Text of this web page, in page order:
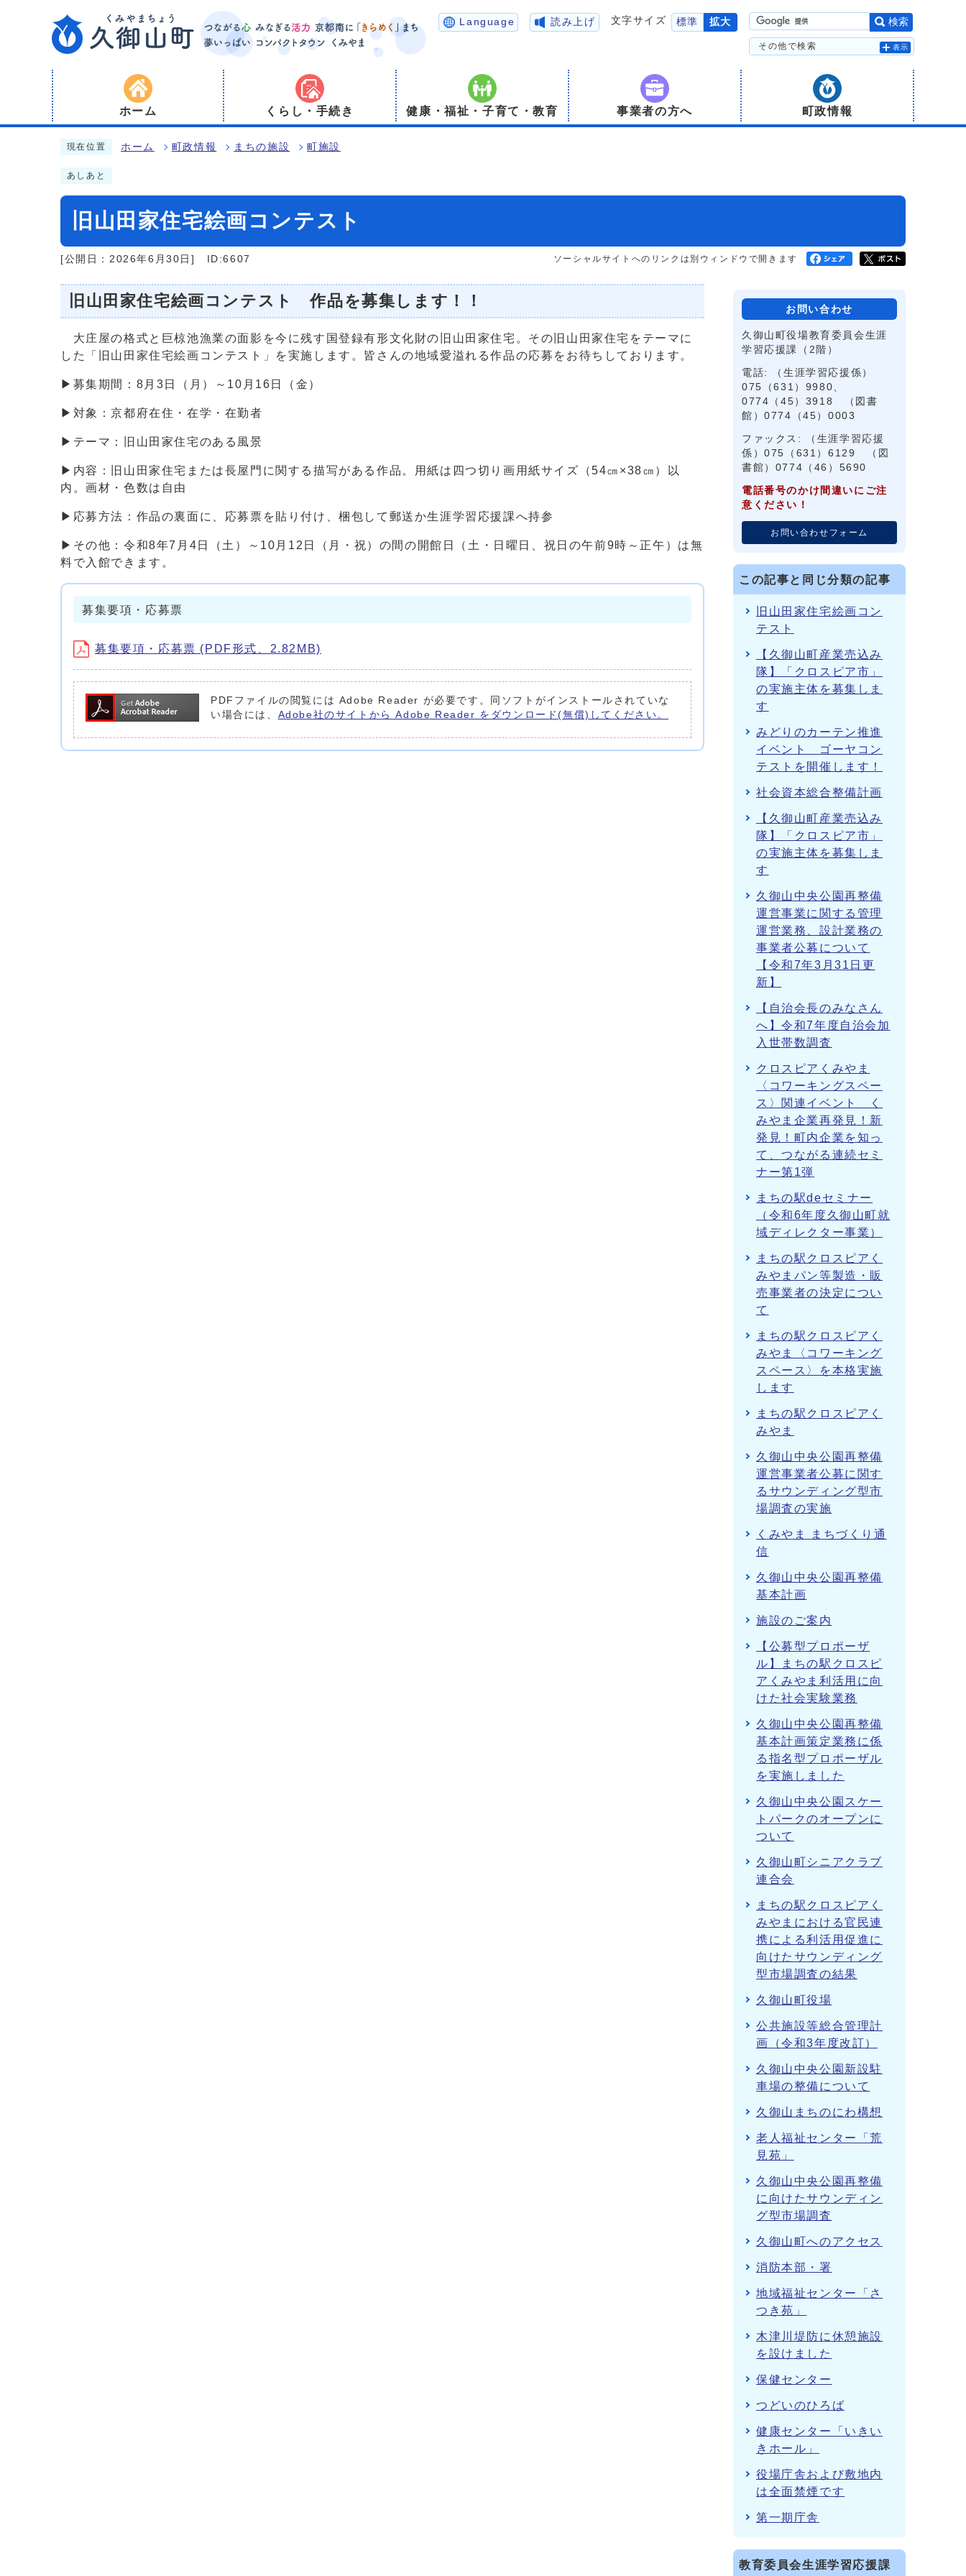
Language 読み上げ 文字サイズ 標準 拡大 検索
その他で検索 表示
ホーム くらし・手続き 健康・福祉・子育て・教育 事業者の方へ 町政情報
現在位置 ホーム 町政情報 まちの施設 町施設
あしあと
旧山田家住宅絵画コンテスト
[公開日：2026年6月30日] ID:6607 ソーシャルサイトへのリンクは別ウィンドウで開きます
旧山田家住宅絵画コンテスト 作品を募集します！！
大庄屋の格式と巨椋池漁業の面影を今に残す国登録有形文化財の旧山田家住宅。その旧山田家住宅をテーマに
した「旧山田家住宅絵画コンテスト」を実施します。皆さんの地域愛溢れる作品の応募をお待ちしております。
▶募集期間：8月3日（月）～10月16日（金）
▶対象：京都府在住・在学・在勤者
▶テーマ：旧山田家住宅のある風景
▶内容：旧山田家住宅または長屋門に関する描写がある作品。用紙は四つ切り画用紙サイズ（54㎝×38㎝）以
内。画材・色数は自由
▶応募方法：作品の裏面に、応募票を貼り付け、梱包して郵送か生涯学習応援課へ持参
▶その他：令和8年7月4日（土）～10月12日（月・祝）の間の開館日（土・日曜日、祝日の午前9時～正午）は無
料で入館できます。
募集要項・応募票
募集要項・応募票 (PDF形式、2.82MB)
PDFファイルの閲覧には Adobe Reader が必要です。同ソフトがインストールされていな
い場合には、 Adobe社のサイトから Adobe Reader をダウンロード(無償)してください。
お問い合わせ
久御山町役場教育委員会生涯
学習応援課（2階）
電話: （生涯学習応援係）
075（631）9980、
0774（45）3918 （図書
館）0774（45）0003
ファックス: （生涯学習応援
係）075（631）6129 （図
書館）0774（46）5690
電話番号のかけ間違いにご注
意ください！
お問い合わせフォーム
この記事と同じ分類の記事
旧山田家住宅絵画コン
テスト
【久御山町産業売込み
隊】「クロスピア市」
の実施主体を募集しま
す
みどりのカーテン推進
イベント ゴーヤコン
テストを開催します！
社会資本総合整備計画
【久御山町産業売込み
隊】「クロスピア市」
の実施主体を募集しま
す
久御山中央公園再整備
運営事業に関する管理
運営業務、設計業務の
事業者公募について
【令和7年3月31日更
新】
【自治会長のみなさん
へ】令和7年度自治会加
入世帯数調査
クロスピアくみやま
〈コワーキングスペー
ス〉関連イベント く
みやま企業再発見！新
発見！町内企業を知っ
て、つながる連続セミ
ナー第1弾
まちの駅deセミナー
（令和6年度久御山町就
域ディレクター事業）
まちの駅クロスピアく
みやまパン等製造・販
売事業者の決定につい
て
まちの駅クロスピアく
みやま〈コワーキング
スペース〉を本格実施
します
まちの駅クロスピアく
みやま
久御山中央公園再整備
運営事業者公募に関す
るサウンディング型市
場調査の実施
くみやま まちづくり通
信
久御山中央公園再整備
基本計画
施設のご案内
【公募型プロポーザ
ル】まちの駅クロスピ
アくみやま利活用に向
けた社会実験業務
久御山中央公園再整備
基本計画策定業務に係
る指名型プロポーザル
を実施しました
久御山中央公園スケー
トパークのオープンに
ついて
久御山町シニアクラブ
連合会
まちの駅クロスピアく
みやまにおける官民連
携による利活用促進に
向けたサウンディング
型市場調査の結果
久御山町役場
公共施設等総合管理計
画（令和3年度改訂）
久御山中央公園新設駐
車場の整備について
久御山まちのにわ構想
老人福祉センター「荒
見苑」
久御山中央公園再整備
に向けたサウンディン
グ型市場調査
久御山町へのアクセス
消防本部・署
地域福祉センター「さ
つき苑」
木津川堤防に休憩施設
を設けました
保健センター
つどいのひろば
健康センター「いきい
きホール」
役場庁舎および敷地内
は全面禁煙です
第一期庁舎
教育委員会生涯学習応援課